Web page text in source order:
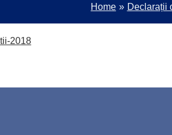
Home Declarații
2018